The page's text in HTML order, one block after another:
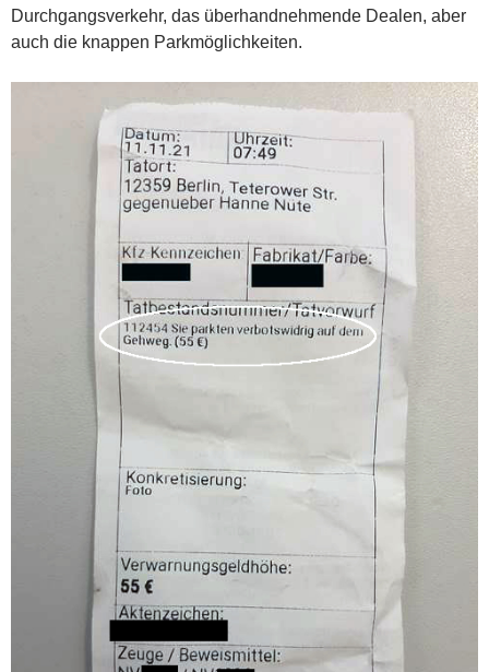
Durchgangsverkehr, das überhandnehmende Dealen, aber
auch die knappen Parkmöglichkeiten.